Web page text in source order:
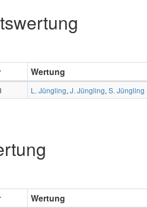
Wertung
L. Jüngling, J. Jüngling, S. Jüngling
Wertung